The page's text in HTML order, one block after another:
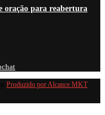
oração para reabertura
Produzido por Alcance MKT